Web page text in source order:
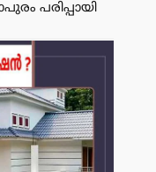
പരിപ്പായി